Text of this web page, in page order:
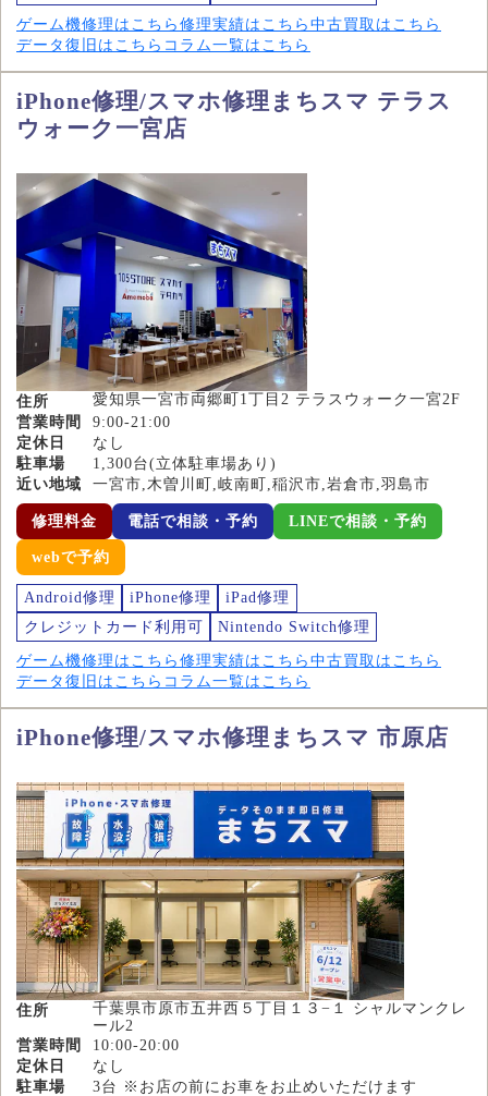
ゲーム機修理はこちら 修理実績はこちら 中古買取はこちら
データ復旧はこちら コラム一覧はこちら
iPhone修理/スマホ修理まちスマ テラス
ウォーク一宮店
住所
愛知県一宮市両郷町1丁目2 テラスウォーク一宮2F
営業時間
9:00-21:00
定休日
なし
駐車場
1,300台(立体駐車場あり)
近い地域
一宮市,木曽川町,岐南町,稲沢市,岩倉市,羽島市
修理料金 電話で相談・予約 LINEで相談・予約
webで予約
Android修理 iPhone修理
iPad修理
クレジットカード利用可
Nintendo Switch修理
ゲーム機修理はこちら 修理実績はこちら 中古買取はこちら
データ復旧はこちら コラム一覧はこちら
iPhone修理/スマホ修理まちスマ 市原店
住所
千葉県市原市五井西５丁目１３−１ シャルマンクレ
ール2
営業時間
10:00-20:00
定休日
なし
駐車場
3台 ※お店の前にお車をお止めいただけます